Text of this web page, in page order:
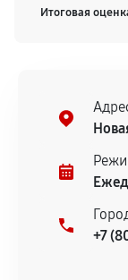
полностью
Итоговая
+7